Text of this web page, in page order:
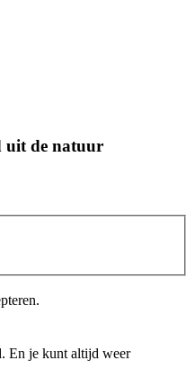
uit de natuur
En je kunt altijd weer